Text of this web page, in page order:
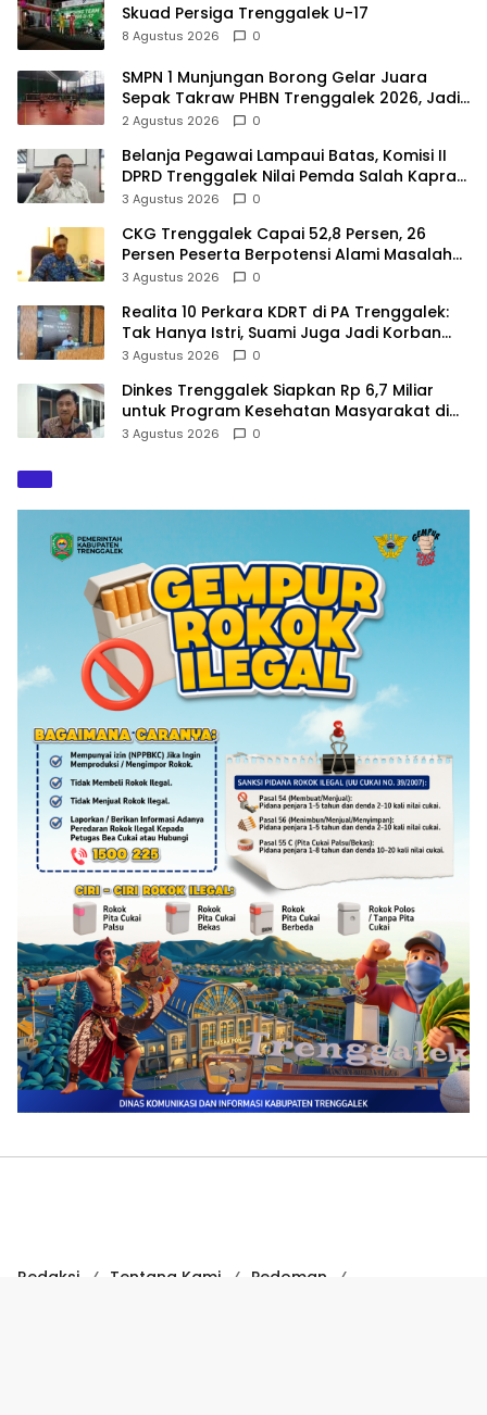
Skuad Persiga Trenggalek U-17
8 Agustus 2026 0
SMPN 1 Munjungan Borong Gelar Juara
Sepak Takraw PHBN Trenggalek 2026, Jadi
Modal Menuju POPDA Jatim
2 Agustus 2026 0
Belanja Pegawai Lampaui Batas, Komisi II
DPRD Trenggalek Nilai Pemda Salah Kaprah
dalam Perencanaan
3 Agustus 2026 0
CKG Trenggalek Capai 52,8 Persen, 26
Persen Peserta Berpotensi Alami Masalah
Kejiwaan
3 Agustus 2026 0
Realita 10 Perkara KDRT di PA Trenggalek:
Tak Hanya Istri, Suami Juga Jadi Korban
Kekerasan
3 Agustus 2026 0
Dinkes Trenggalek Siapkan Rp 6,7 Miliar
untuk Program Kesehatan Masyarakat di
2027
3 Agustus 2026 0
Redaksi Tentang Kami
Pedoman